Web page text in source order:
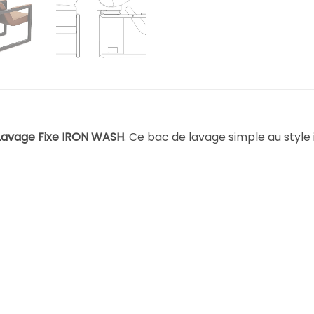
Fixe IRON WASH. Ce bac de lavage simple au